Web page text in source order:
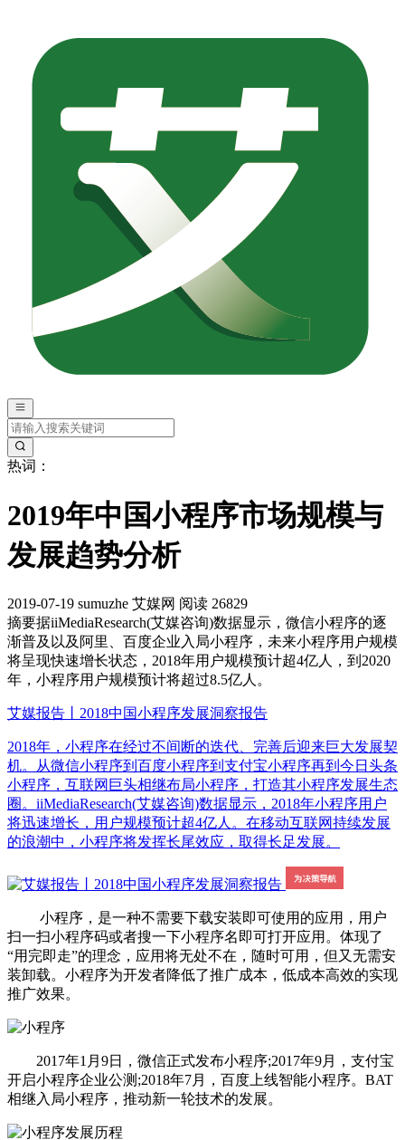
热词：
2019年中国小程序市场规模与
发展趋势分析
2019-07-19 sumuzhe 艾媒网 阅读 26829
摘要据iiMediaResearch(艾媒咨询)数据显示，微信小程序的逐
渐普及以及阿里、百度企业入局小程序，未来小程序用户规模
将呈现快速增长状态，2018年用户规模预计超4亿人，到2020
年，小程序用户规模预计将超过8.5亿人。
艾媒报告丨2018中国小程序发展洞察报告
2018年，小程序在经过不间断的迭代、完善后迎来巨大发展契
机。从微信小程序到百度小程序到支付宝小程序再到今日头条
小程序，互联网巨头相继布局小程序，打造其小程序发展生态
圈。iiMediaResearch(艾媒咨询)数据显示，2018年小程序用户
将迅速增长，用户规模预计超4亿人。在移动互联网持续发展
的浪潮中，小程序将发挥长尾效应，取得长足发展。
小程序，是一种不需要下载安装即可使用的应用，用户
扫一扫小程序码或者搜一下小程序名即可打开应用。体现了
“用完即走”的理念，应用将无处不在，随时可用，但又无需安
装卸载。小程序为开发者降低了推广成本，低成本高效的实现
推广效果。
2017年1月9日，微信正式发布小程序;2017年9月，支付宝
开启小程序企业公测;2018年7月，百度上线智能小程序。BAT
相继入局小程序，推动新一轮技术的发展。